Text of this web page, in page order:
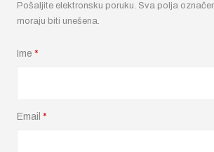
Pošaljite elektronsku poruku. Sva polja
moraju biti unešena.
Ime *
Email *